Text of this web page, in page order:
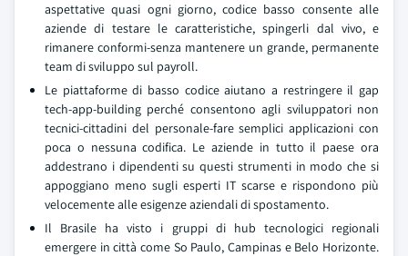
aspettative quasi ogni giorno, codice basso consente alle
aziende di testare le caratteristiche, spingerli dal vivo, e
rimanere conformi-senza mantenere un grande, permanente
team di sviluppo sul payroll.
Le piattaforme di basso codice aiutano a restringere il gap
tech-app-building perché consentono agli sviluppatori non
tecnici-cittadini del personale-fare semplici applicazioni con
poca o nessuna codifica. Le aziende in tutto il paese ora
addestrano i dipendenti su questi strumenti in modo che si
appoggiano meno sugli esperti IT scarse e rispondono più
velocemente alle esigenze aziendali di spostamento.
Il Brasile ha visto i gruppi di hub tecnologici regionali
emergere in città come So Paulo, Campinas e Belo Horizonte.